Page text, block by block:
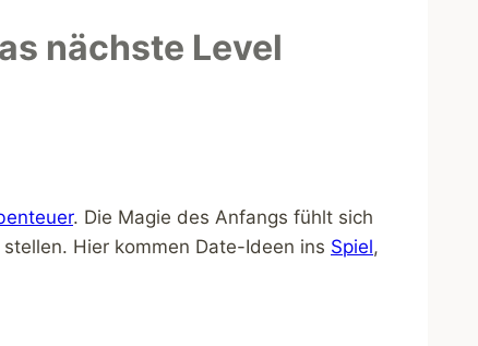
nächste Level
. Die Magie des Anfangs fühlt sich
Hier kommen Date-Ideen ins Spiel,